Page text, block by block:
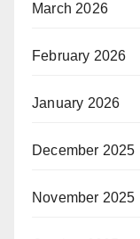
March 2026
February 2026
January 2026
December 2025
November 2025